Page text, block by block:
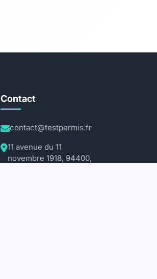
Contact
contact@testpermis.fr
11 avenue du 11
novembre 1918, 94400,